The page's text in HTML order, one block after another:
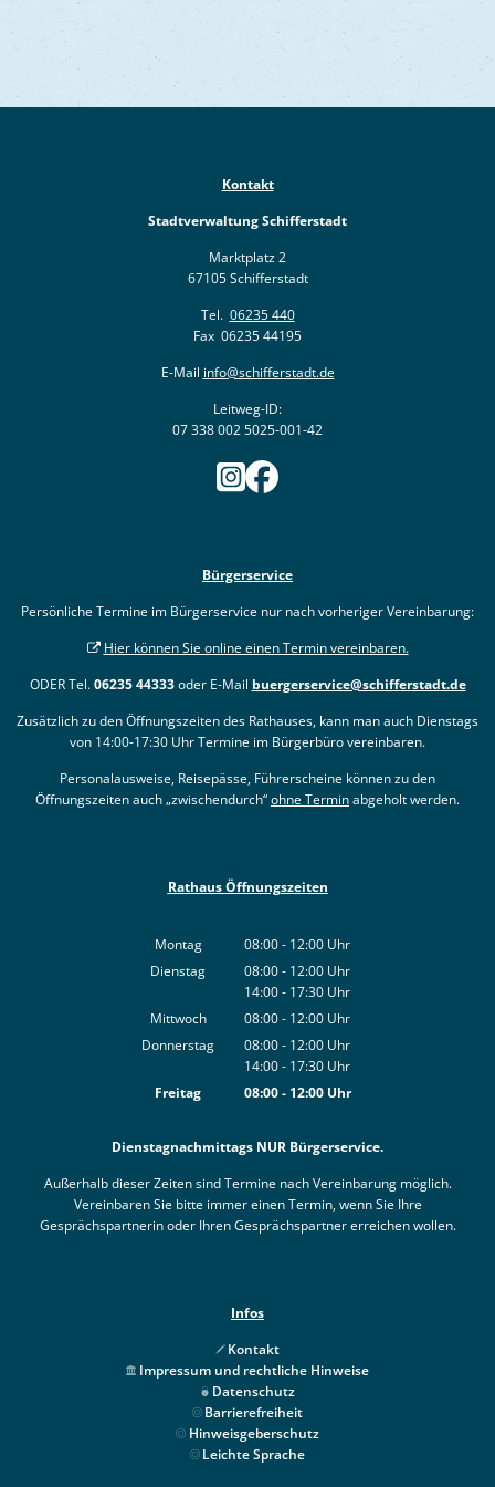
Kontakt
Stadtverwaltung Schifferstadt
Marktplatz 2
67105 Schifferstadt
Tel. 06235 440
Fax 06235 44195
E-Mail info@schifferstadt.de
Leitweg-ID:
07 338 002 5025-001-42
Bürgerservice
Persönliche Termine im Bürgerservice nur nach vorheriger Vereinbarung:
Hier können Sie online einen Termin vereinbaren.
ODER Tel.06235 44333oder E-Mail buergerservice@schifferstadt.de
Zusätzlich zu den Öffnungszeiten des Rathauses, kann man auch Dienstags
von 14:00-17:30 Uhr Termine im Bürgerbüro vereinbaren.
Personalausweise, Reisepässe, Führerscheine können zu den
Öffnungszeiten auch „zwischendurch“ohne Terminabgeholt werden.
Rathaus Öffnungszeiten
Montag 08:00- 12:00 Uhr
Von 08:00 bis 12:00 Uhr
Dienstag 08:00- 12:00 Uhr
Von 08:00 bis 12:00 Uhr
14:00- 17:30 Uhr
Von 14:00 bis 17:30 Uhr
Mittwoch 08:00- 12:00 Uhr
Von 08:00 bis 12:00 Uhr
Donnerstag 08:00- 12:00 Uhr
Von 08:00 bis 12:00 Uhr
14:00- 17:30 Uhr
Von 14:00 bis 17:30 Uhr
Freitag 08:00- 12:00Uhr
Dienstagnachmittags NUR Bürgerservice.
Außerhalb dieser Zeiten sind Termine nach Vereinbarung möglich.
Vereinbaren Sie bitte immer einen Termin, wenn Sie Ihre
Gesprächspartnerin oder Ihren Gesprächspartner erreichen wollen.
Infos
Kontakt
Impressum und rechtliche Hinweise
Datenschutz
Barrierefreiheit
Hinweisgeberschutz
Leichte Sprache